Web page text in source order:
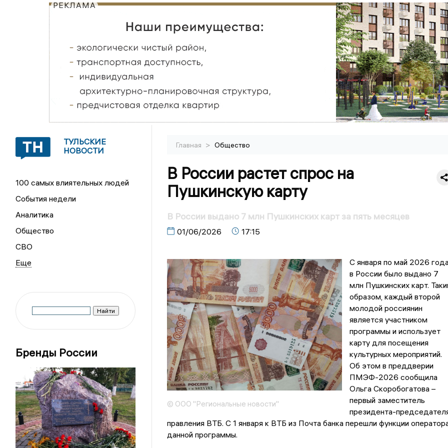
РЕКЛАМА
ТУЛЬСКИЕ
НОВОСТИ
100 самых влиятельных людей
События недели
Аналитика
Общество
СВО
Бренды России
Главная > Общество
В России растет спрос на
Пушкинскую карту
В России выдано 7 млн Пушкинских карт за пять месяцев
01/06/2026 17:15
© ООО "Региональные новости"
С января по май 2026
в России было выдано 7
млн Пушкинских карт.
образом, каждый второй
молодой россиянин
является участником
программы и использует
карту для посещения
культурных мероприятий.
Об этом в преддверии
ПМЭФ-2026 сообщила
Ольга Скоробогатова –
первый заместитель
президента-
правления ВТБ. С 1 января к ВТБ из Почта банка перешли функции
данной программы.